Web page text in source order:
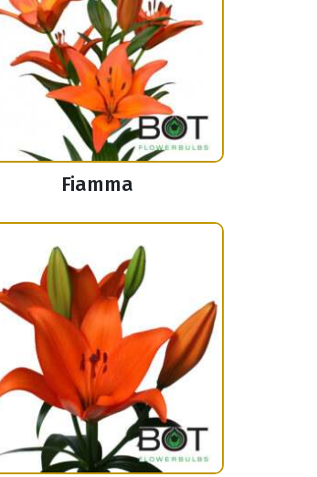
Fiamma